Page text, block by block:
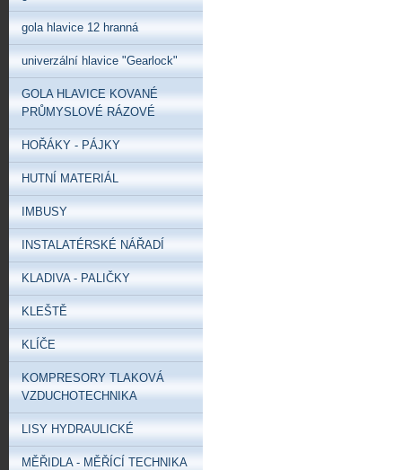
gola hlavice 12 hranná
univerzální hlavice "Gearlock"
GOLA HLAVICE KOVANÉ
PRŮMYSLOVÉ RÁZOVÉ
HOŘÁKY - PÁJKY
HUTNÍ MATERIÁL
IMBUSY
INSTALATÉRSKÉ NÁŘADÍ
KLADIVA - PALIČKY
KLEŠTĚ
KLÍČE
KOMPRESORY TLAKOVÁ
VZDUCHOTECHNIKA
LISY HYDRAULICKÉ
MĚŘIDLA - MĚŘÍCÍ TECHNIKA